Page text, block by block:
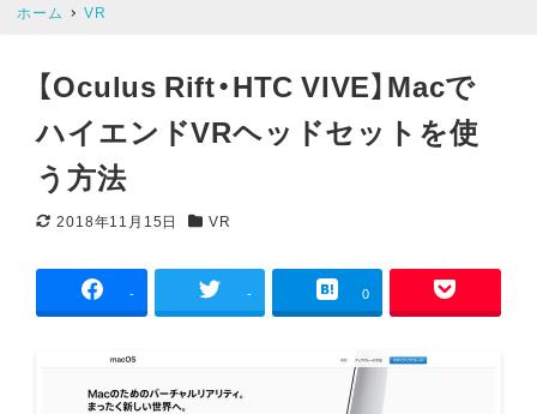
ホーム VR
【Oculus Rift・HTC VIVE】Macで
ハイエンドVRヘッドセットを使
う方法
更新日
2018年11月15日
カテゴリー
VR
- - 0